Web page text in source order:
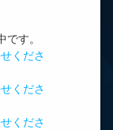
です。
くださ
くださ
くださ